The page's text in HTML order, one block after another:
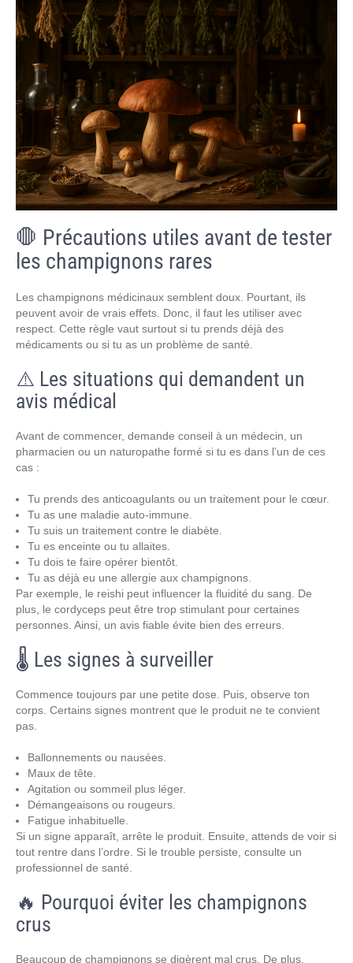
🛑 Précautions utiles avant de tester
les champignons rares
Les champignons médicinaux semblent doux. Pourtant, ils
peuvent avoir de vrais effets. Donc, il faut les utiliser avec
respect. Cette règle vaut surtout si tu prends déjà des
médicaments ou si tu as un problème de santé.
⚠️ Les situations qui demandent un
avis médical
Avant de commencer, demande conseil à un médecin, un
pharmacien ou un naturopathe formé si tu es dans l’un de ces
cas :
Tu prends des anticoagulants ou un traitement pour le cœur.
Tu as une maladie auto-immune.
Tu suis un traitement contre le diabète.
Tu es enceinte ou tu allaites.
Tu dois te faire opérer bientôt.
Tu as déjà eu une allergie aux champignons.
Par exemple, le reishi peut influencer la fluidité du sang. De
plus, le cordyceps peut être trop stimulant pour certaines
personnes. Ainsi, un avis fiable évite bien des erreurs.
🌡️ Les signes à surveiller
Commence toujours par une petite dose. Puis, observe ton
corps. Certains signes montrent que le produit ne te convient
pas.
Ballonnements ou nausées.
Maux de tête.
Agitation ou sommeil plus léger.
Démangeaisons ou rougeurs.
Fatigue inhabituelle.
Si un signe apparaît, arrête le produit. Ensuite, attends de voir si
tout rentre dans l’ordre. Si le trouble persiste, consulte un
professionnel de santé.
🔥 Pourquoi éviter les champignons
crus
Beaucoup de champignons se digèrent mal crus. De plus,